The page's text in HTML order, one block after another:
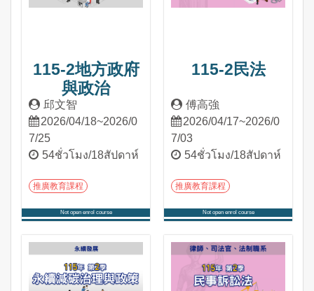
115-2地方政府
與政治
邱文智
2026/04/18~2026/0
7/25
54ชั่วโมง/18สัปดาห์
推廣教育課程
Not open enrol course
115-2民法
傅高強
2026/04/17~2026/0
7/03
54ชั่วโมง/18สัปดาห์
推廣教育課程
Not open enrol course